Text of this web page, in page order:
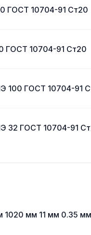
ГОСТ 10704-91 Ст20
ГОСТ 10704-91 Ст20
100 ГОСТ 10704-91
32 ГОСТ 10704-91
1020 мм 11 мм 0.35